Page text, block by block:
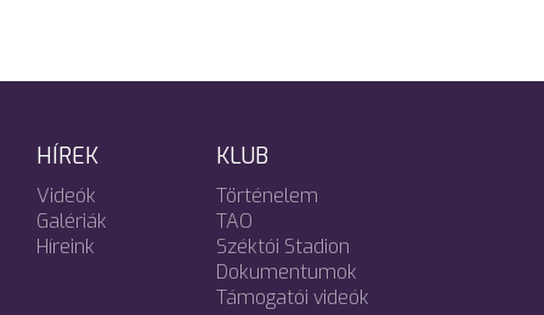
HÍREK
Videók
Galériák
Híreink
KLUB
Történelem
TAO
Széktói Stadion
Dokumentumok
Támogatói videók